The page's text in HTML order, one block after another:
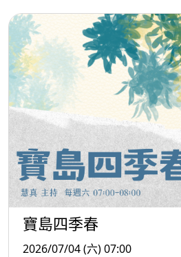
寶島四季春
2026/07/04 (六) 07:00